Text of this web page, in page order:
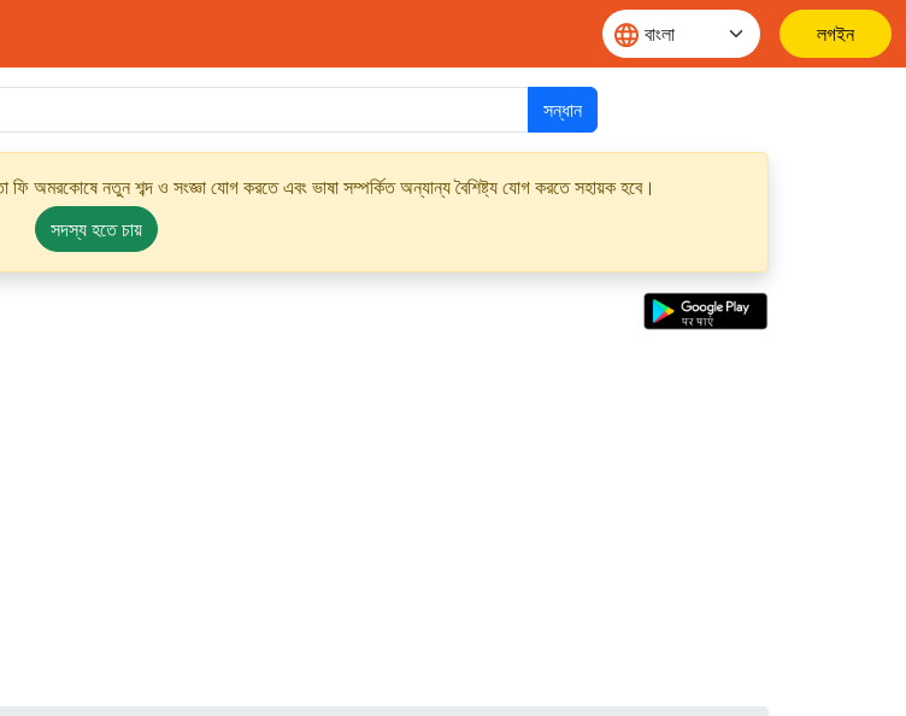
লগইন
সন্ধান
অমরকোষে নতুন শব্দ ও সংজ্ঞা যোগ করতে এবং ভাষা সম্পর্কিত অন্যান্য বৈশিষ্ট্য যোগ করতে সহায়ক হবে।
সদস্য হতে চায়